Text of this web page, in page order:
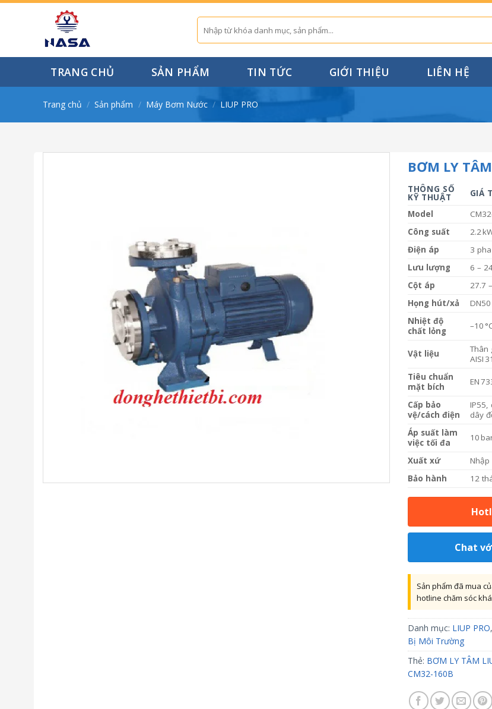
Skip
Tìm
kiếm:
TRANG CHỦ SẢN PHẨM TIN TỨC GIỚI THIỆU LIÊN HỆ
Trang chủ / Sản phẩm / Máy Bơm Nước / LIUP PRO
BƠM LY
THÔNG SỐ
KỸ THUẬT
GIÁ
Model
Công suất
2.2
Điện áp
3
Lưu lượng
6 –
Cột áp
27.7
Họng hút/xả
Nhiệt độ
chất lỏng
–10
Vật liệu
Thân
AISI
Tiêu chuẩn
mặt bích
EN
Cấp bảo
vệ/cách điện
IP55,
dây
Áp suất làm
việc tối đa
10
Xuất xứ
Nhập
Bảo hành
12
Chat
Sản phẩm đã mua
hotline chăm sóc
Danh mục: LIUP PRO,
Bị Môi Trường
Thẻ: BƠM LY TÂM
CM32-160B